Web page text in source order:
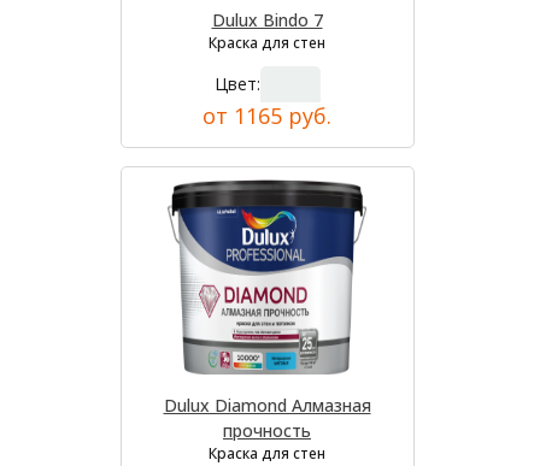
Dulux Bindo 7
Краска для стен
Цвет:
от 1165 руб.
Dulux Diamond Алмазная
прочность
Краска для стен